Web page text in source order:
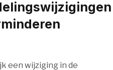
een wijziging in de